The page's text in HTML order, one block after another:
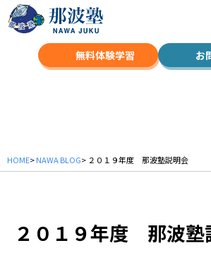
無料体験学習 お
HOME>NAWA BLOG> ２０１９年度 那波塾説明会
２０１９年度 那波塾